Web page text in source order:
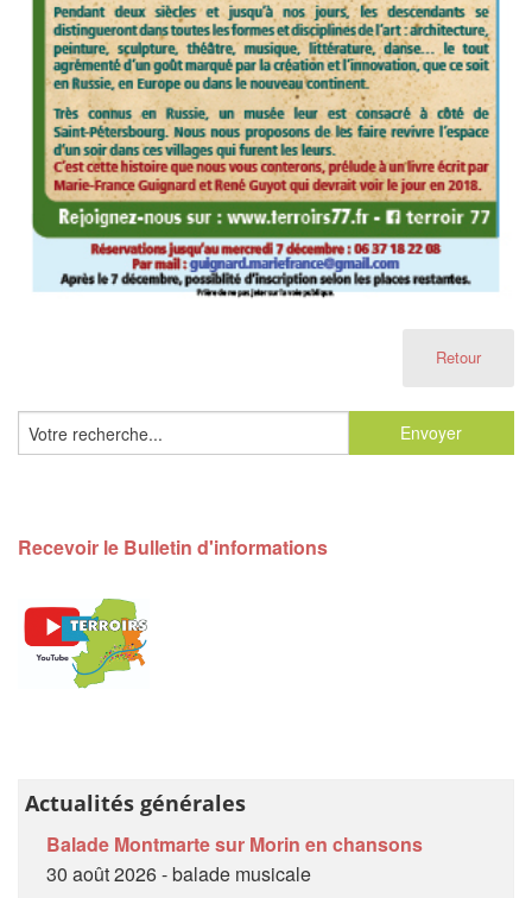
Retour
Recevoir le Bulletin d'informations
Actualités générales
Balade Montmarte sur Morin en chansons
30 août 2026 - balade musicale